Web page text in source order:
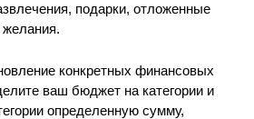
подарки, отложенные
конкретных финансовых
ваш бюджет на категории и
определенную сумму,